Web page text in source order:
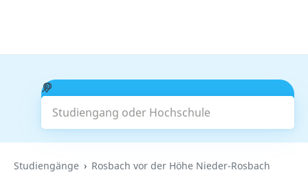
Studiengang oder Hochschule
Suchen
Studiengänge Rosbach vor der Höhe Nieder-Rosbach